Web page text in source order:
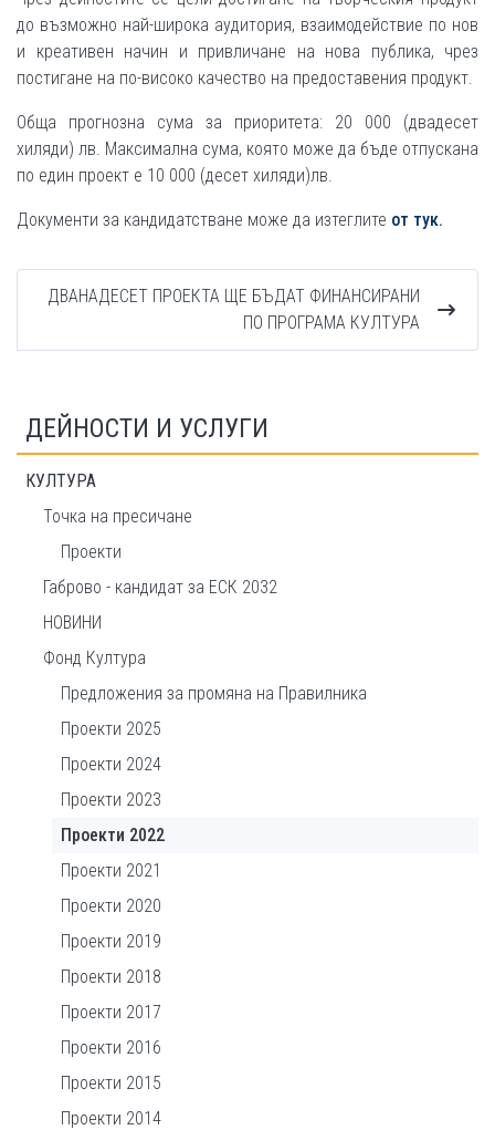
до възможно най-широка аудитория, взаимодействие по нов
и креативен начин и привличане на нова публика, чрез
постигане на по-високо качество на предоставения продукт.
Обща прогнозна сума за приоритета: 20 000 (двадесет
хиляди) лв. Максимална сума, която може да бъде отпускана
по един проект е 10 000 (десет хиляди)лв.
Документи за кандидатстване може да изтеглите от тук.
ДВАНАДЕСЕТ ПРОЕКТА ЩЕ БЪДАТ ФИНАНСИРАНИ
ПО ПРОГРАМА КУЛТУРА
ДЕЙНОСТИ И УСЛУГИ
КУЛТУРА
Точка на пресичане
Проекти
Габрово - кандидат за ЕСК 2032
НОВИНИ
Фонд Култура
Предложения за промяна на Правилника
Проекти 2025
Проекти 2024
Проекти 2023
Проекти 2022
Проекти 2021
Проекти 2020
Проекти 2019
Проекти 2018
Проекти 2017
Проекти 2016
Проекти 2015
Проекти 2014